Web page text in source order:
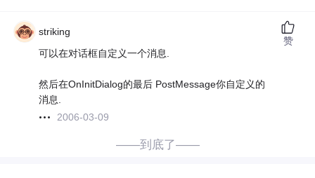
striking
可以在对话框自定义一个消息.
然后在OnInitDialog的最后 PostMessage你自定义的
消息.
2006-03-09
赞
——到底了——